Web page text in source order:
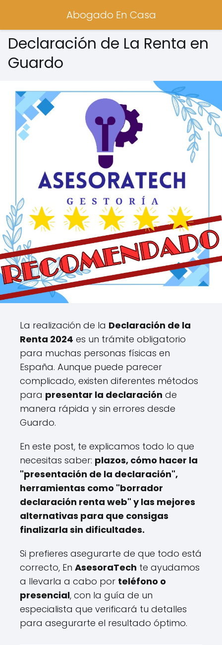
Abogado En Casa
Declaración de La Renta en
Guardo
La realización de la Declaración de la
Renta 2024 es un trámite obligatorio
para muchas personas físicas en
España. Aunque puede parecer
complicado, existen diferentes métodos
para presentar la declaración de
manera rápida y sin errores desde
Guardo.
En este post, te explicamos todo lo que
necesitas saber: plazos, cómo hacer la
"presentación de la declaración",
herramientas como "borrador
declaración renta web" y las mejores
alternativas para que consigas
finalizarla sin dificultades.
Si prefieres asegurarte de que todo está
correcto, En AsesoraTech te ayudamos
a llevarla a cabo por teléfono o
presencial, con la guía de un
especialista que verificará tu detalles
para asegurarte el resultado óptimo.